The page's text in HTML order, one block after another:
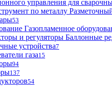
53
Газопламенное
Баллонные
устройства7
газа15
94
137
54